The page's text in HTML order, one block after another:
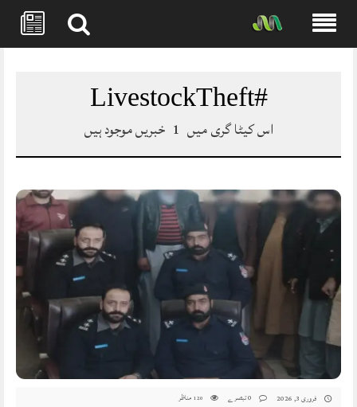
#LivestockTheft
اس کیٹا گری میں 1 خبریں موجود ہیں
فروری 3, 2026 120 مناظر